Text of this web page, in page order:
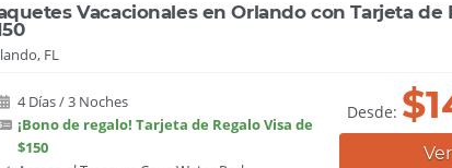
Vacacionales en Orlando con Tarjeta de
FL
4 Días / 3 Noches
¡Bono de regalo! Tarjeta de Regalo Visa de
$150
Desde: $